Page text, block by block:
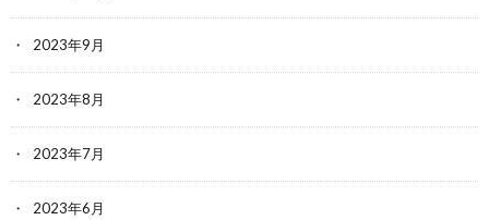
2023年9月
2023年8月
2023年7月
2023年6月